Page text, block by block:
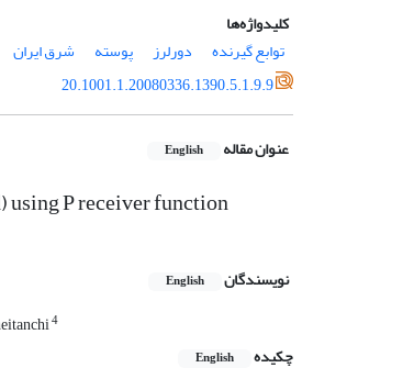
کلیدواژه‌ها
توابع گیرنده
دورلرز پوسته شرق ایران
20.1001.1.20080336.1390.5.1.9.9
عنوان مقاله English
P receiver function
نویسندگان English
4
چکیده English